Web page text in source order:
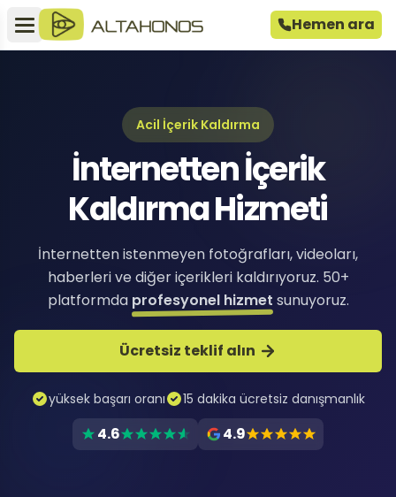
Hemen ara
Acil İçerik Kaldırma
İnternetten İçerik
Kaldırma Hizmeti
İnternetten istenmeyen fotoğrafları, videoları,
haberleri ve diğer içerikleri kaldırıyoruz. 50+
platformda profesyonel hizmet sunuyoruz.
Ücretsiz teklif alın
yüksek başarı oranı 15 dakika ücretsiz danışmanlık
4.6 4.9